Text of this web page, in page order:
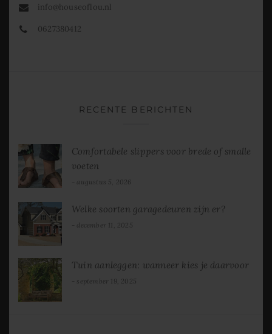
info@houseoflou.nl
0627380412
RECENTE BERICHTEN
Comfortabele slippers voor brede of smalle
voeten
augustus 5, 2026
Welke soorten garagedeuren zijn er?
december 11, 2025
Tuin aanleggen: wanneer kies je daarvoor
september 19, 2025